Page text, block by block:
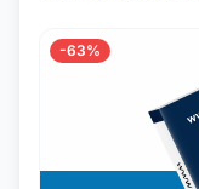
-63%